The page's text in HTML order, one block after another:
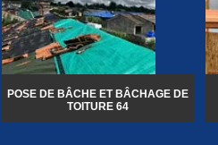
POSE DE BÂCHE ET BÂCHAGE DE
TOITURE 64